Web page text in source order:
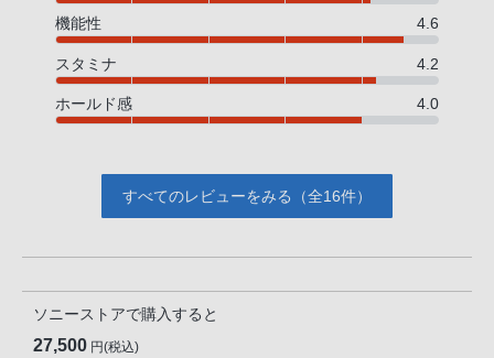
機能性 4.6
スタミナ 4.2
ホールド感 4.0
すべてのレビューをみる（全16件）
ソニーストアで購入すると
27,500 円(税込)